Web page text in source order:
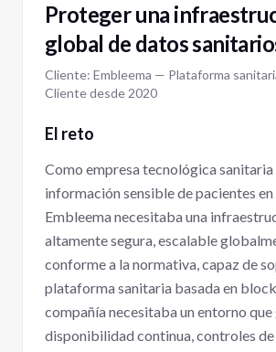
Proteger una
global de datos
Cliente: Embleema — Plataforma
Cliente desde 2020
El reto
Como empresa tecnológica sanitaria
información sensible de pacientes
Embleema necesitaba una
altamente segura, escalable
conforme a la normativa, capaz de
plataforma sanitaria basada en
compañía necesitaba un entorno
disponibilidad continua, controles